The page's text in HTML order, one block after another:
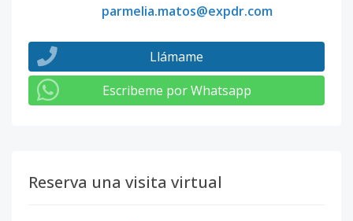
parmelia.matos@expdr.com
Llámame
Escribeme por Whatsapp
Reserva una visita virtual